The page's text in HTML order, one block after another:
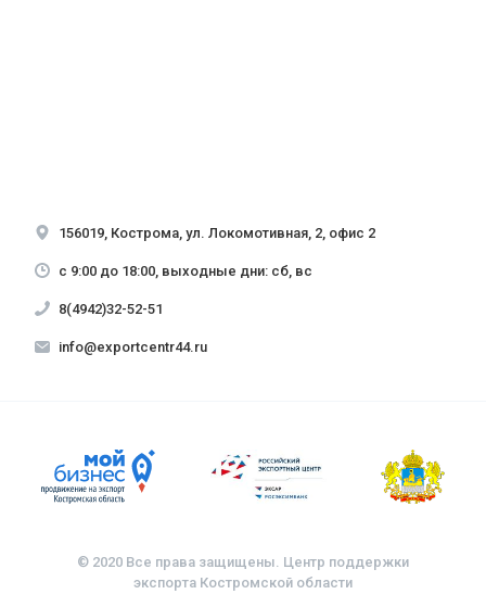
156019, Кострома, ул. Локомотивная, 2, офис 2
с 9:00 до 18:00, выходные дни: сб, вс
8(4942)32-52-51
info@exportcentr44.ru
© 2020 Все права защищены. Центр поддержки
экспорта Костромской области